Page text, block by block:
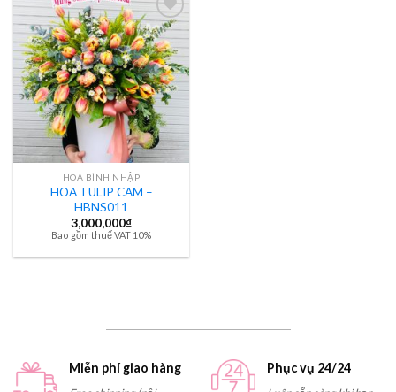
HOA BÌNH NHẬP
HOA TULIP CAM –
HBNS011
3,000,000₫
Bao gồm thuế VAT 10%
Miễn phí giao hàng Phục vụ 24/24